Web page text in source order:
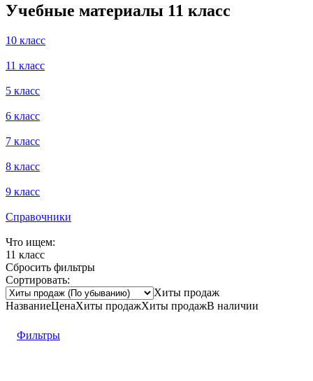
Учебные материалы 11 класс
10 класс
11 класс
5 класс
6 класс
7 класс
8 класс
9 класс
Справочники
Что ищем:
11 класс
Сбросить фильтры
Сортировать:
Хиты продаж
НазваниеЦенаХиты продажХиты продажВ наличии
Фильтры